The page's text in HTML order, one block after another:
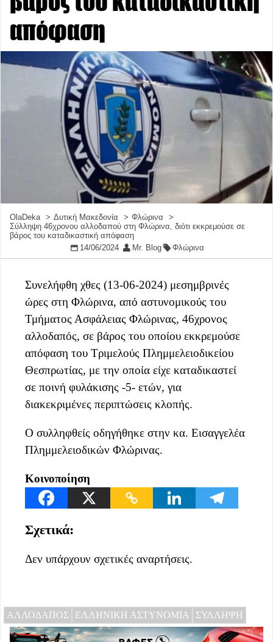
απόφαση
OlaDeka Δυτική Μακεδονία
Φλώρινα
Σύλληψη 46χρονου αλλοδαπού στη Φλώρινα, διότι εκκρεμούσε σε
βάρος του καταδικαστική απόφαση
14/06/2024
Mr. Blog Φλώρινα
Συνελήφθη χθες (13-06-2024) μεσημβρινές
ώρες στη Φλώρινα, από αστυνομικούς του
Τμήματος Ασφάλειας Φλώρινας, 46χρονος
αλλοδαπός, σε βάρος του οποίου εκκρεμούσε
απόφαση του Τριμελούς Πλημμελειοδικείου
Θεσπρωτίας, με την οποία είχε καταδικαστεί
σε ποινή φυλάκισης -5- ετών, για
διακεκριμένες περιπτώσεις κλοπής.
Ο συλληφθείς οδηγήθηκε στην κα. Εισαγγελέα
Πλημμελειοδικών Φλώρινας.
Κοινοποίηση
Σχετικά:
Δεν υπάρχουν σχετικές αναρτήσεις.
ΑΛΛΟΔΑΠΟΣ ΕΛΛΗΝΙΚΗ ΑΣΤΥΝΟΜΙΑ ΣΥΛΛΗΨΗ